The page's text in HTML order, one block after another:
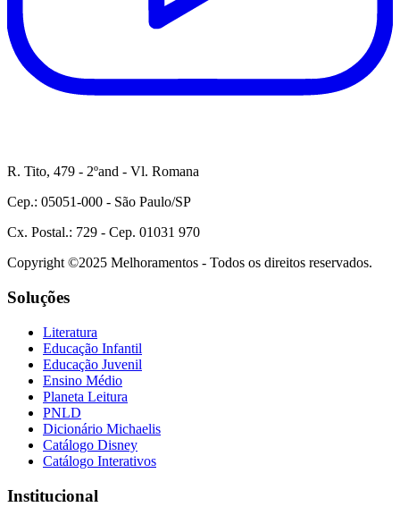
R. Tito, 479 - 2ºand - Vl. Romana
Cep.: 05051-000 - São Paulo/SP
Cx. Postal.: 729 - Cep. 01031 970
Copyright ©2025 Melhoramentos - Todos os direitos reservados.
Soluções
Literatura
Educação Infantil
Educação Juvenil
Ensino Médio
Planeta Leitura
PNLD
Dicionário Michaelis
Catálogo Disney
Catálogo Interativos
Institucional